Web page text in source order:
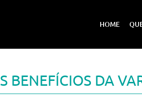
HOME
BENEFÍCIOS DA